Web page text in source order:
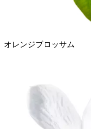
オレンジブロッサム